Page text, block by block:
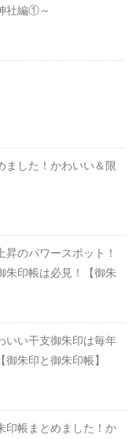
社編①～
ました！かわいい＆限
のパワースポット！
朱印帳は必見！【御朱
い干支御朱印は毎年
朱印と御朱印帳】
印帳まとめました！か